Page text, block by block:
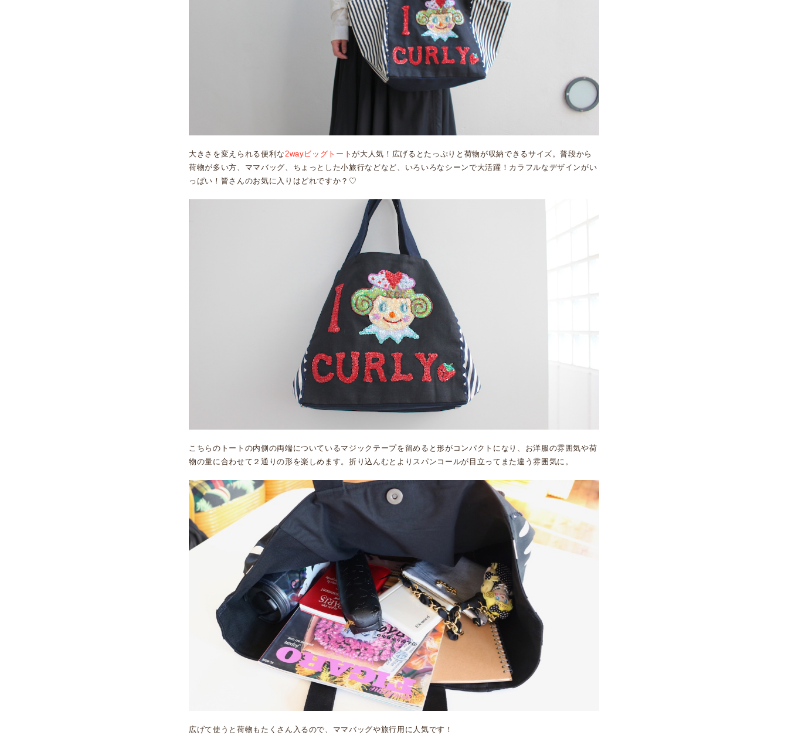
大きさを変えられる便利な2wayビッグトートが大人気！広げるとたっぷりと荷物が収納できるサイズ。普段から
荷物が多い方、ママバッグ、ちょっとした小旅行などなど、いろいろなシーンで大活躍！カラフルなデザインがい
っぱい！皆さんのお気に入りはどれですか？♡
こちらのトートの内側の両端についているマジックテープを留めると形がコンパクトになり、お洋服の雰囲気や荷
物の量に合わせて２通りの形を楽しめます。折り込んむとよりスパンコールが目立ってまた違う雰囲気に。
広げて使うと荷物もたくさん入るので、ママバッグや旅行用に人気です！